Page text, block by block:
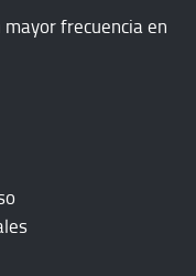
frecuencia en